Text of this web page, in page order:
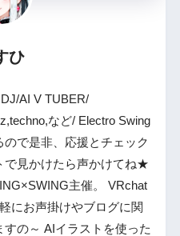
ひ
AI V TUBER/
など/ Electro Swing
で是非、応援とチェック
で見かけたら声かけてね★
主催。 VRchat
にお声掛けやブログに関
の～ AIイラストを使った